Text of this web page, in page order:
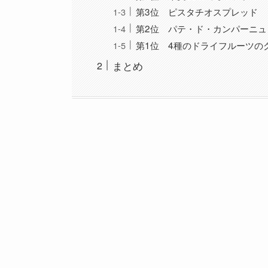
第3位 ピスタチオスプレッド
第2位 パテ・ド・カンパーニュ
第1位 4種のドライフルーツの
まとめ